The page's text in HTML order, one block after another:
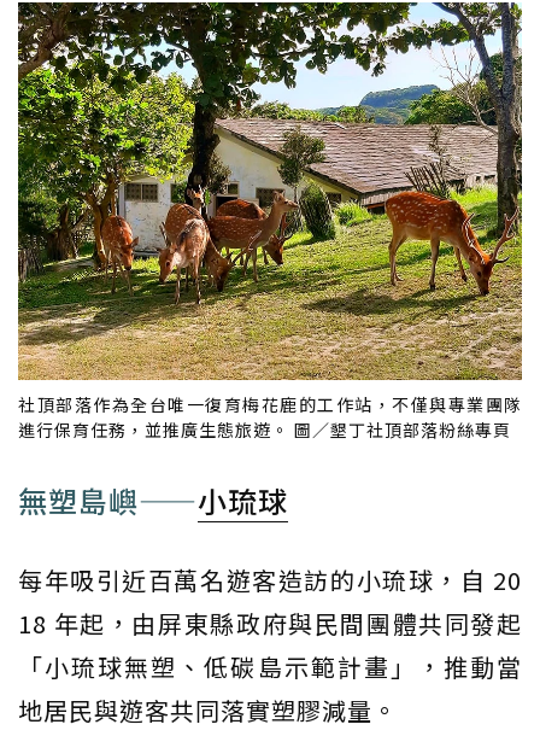
社頂部落作為全台唯一復育梅花鹿的工作站，不僅與專業團隊
進行保育任務，並推廣生態旅遊。 圖／墾丁社頂部落粉絲專頁
無塑島嶼——小琉球
每年吸引近百萬名遊客造訪的小琉球，自 20
18 年起，由屏東縣政府與民間團體共同發起
「小琉球無塑、低碳島示範計畫」，推動當
地居民與遊客共同落實塑膠減量。